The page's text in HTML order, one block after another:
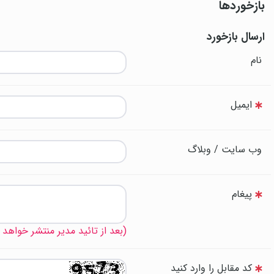
بازخوردها
ارسال بازخورد
نام
ایمیل
وب سایت / وبلاگ
پیغام
(بعد از تائید مدیر منتشر
کد مقابل را وارد کنید